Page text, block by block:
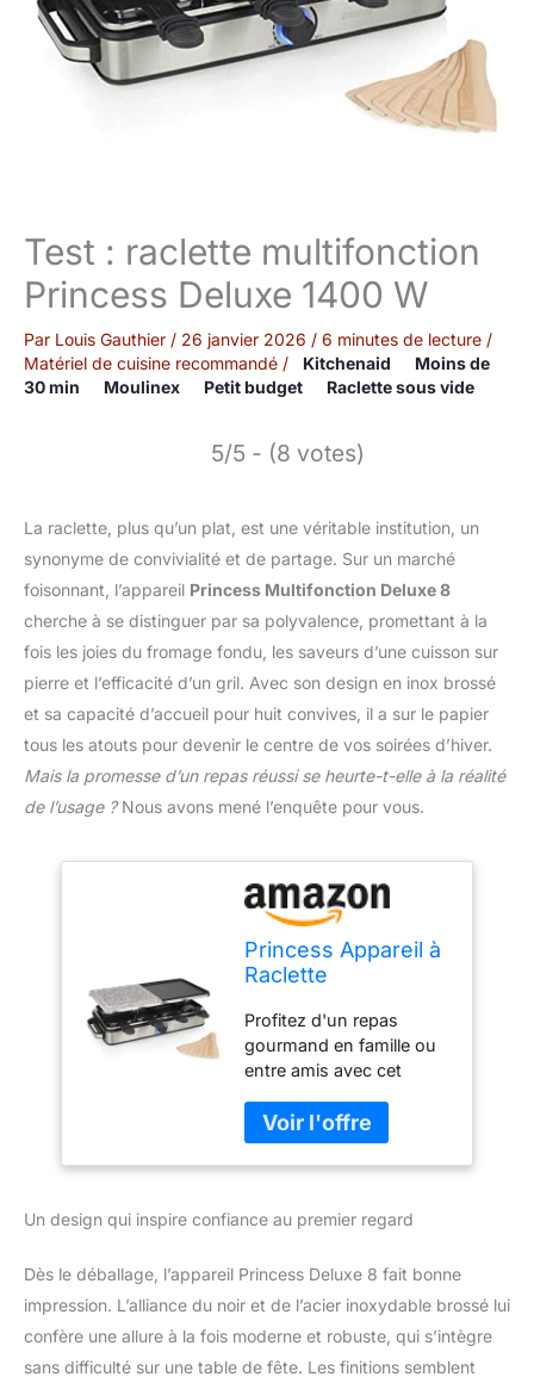
Test : raclette multifonction
Princess Deluxe 1400 W
Par Louis Gauthier / 26 janvier 2026 / 6 minutes de lecture /
Matériel de cuisine recommandé / Kitchenaid
Moins de
30 min
Moulinex Petit budget Raclette sous vide
5/5 - (8 votes)
La raclette, plus qu’un plat, est une véritable institution, un
synonyme de convivialité et de partage. Sur un marché
foisonnant, l’appareil Princess Multifonction Deluxe 8
cherche à se distinguer par sa polyvalence, promettant à la
fois les joies du fromage fondu, les saveurs d’une cuisson sur
pierre et l’efficacité d’un gril. Avec son design en inox brossé
et sa capacité d’accueil pour huit convives, il a sur le papier
tous les atouts pour devenir le centre de vos soirées d’hiver.
Mais la promesse d’un repas réussi se heurte-t-elle à la réalité
de l’usage ?Nous avons mené l’enquête pour vous.
Princess Appareil à
Raclette
Deluxe 8 - Pierre à
Cuire et Grill - 8
Personnes -1400 W
Profitez d'un repas
gourmand en famille ou
entre amis avec cet
Princess Deluxe 8 pour 8
personnes. Avec sa
pierre à cuire et sa
amovibles mesurant 21 x
pouvez aussi préparer de
délicieuses grillades
(petites pièces de viande,
crustacés, poisson et
légumes) tout au long de
Un design qui inspire confiance au premier regard
Dès le déballage, l’appareil Princess Deluxe 8 fait bonne
impression. L’alliance du noir et de l’acier inoxydable brossé lui
confère une allure à la fois moderne et robuste, qui s’intègre
sans difficulté sur une table de fête. Les finitions semblent